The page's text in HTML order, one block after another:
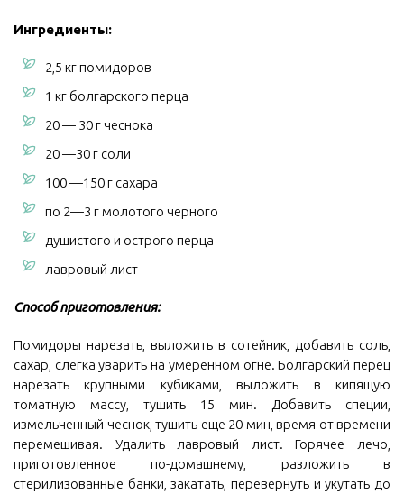
Ингредиенты:
2,5 кг помидоров
1 кг болгарского перца
20 — 30 г чеснока
20 —30 г соли
100 —150 г сахара
по 2—3 г молотого черного
душистого и острого перца
лавровый лист
Способ приготовления:
Помидоры нарезать, выложить в сотейник, добавить соль,
сахар, слегка уварить на умеренном огне. Болгарский перец
нарезать крупными кубиками, выложить в кипящую
томатную массу, тушить 15 мин. Добавить специи,
измельченный чеснок, тушить еще 20 мин, время от времени
перемешивая. Удалить лавровый лист. Горячее лечо,
приготовленное по-домашнему, разложить в
стерилизованные банки, закатать, перевернуть и укутать до